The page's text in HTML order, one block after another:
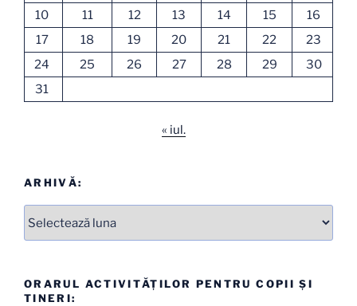
10
11 12 13 14 15
16
17
18 19 20 21 22
23
24
25 26 27 28 29
30
31
« iul.
ARHIVĂ:
ORARUL ACTIVITĂȚILOR PENTRU COPII ȘI
TINERI: